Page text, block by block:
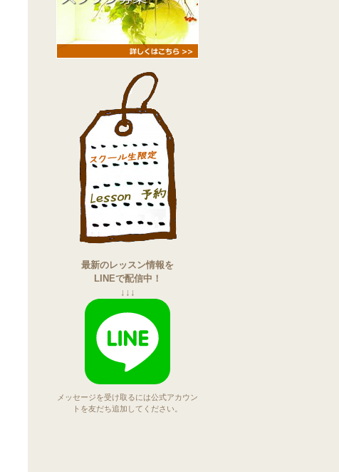
最新のレッスン情報を
LINEで配信中！
↓↓↓
メッセージを受け取るには公式アカウン
トを友だち追加してください。